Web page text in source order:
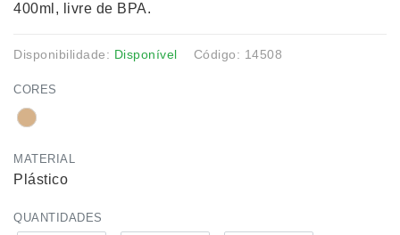
400ml, livre de BPA.
Disponibilidade: Disponível Código: 14508
CORES
MATERIAL
Plástico
QUANTIDADES